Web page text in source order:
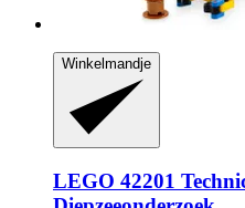
Winkelmandje
LEGO 42201